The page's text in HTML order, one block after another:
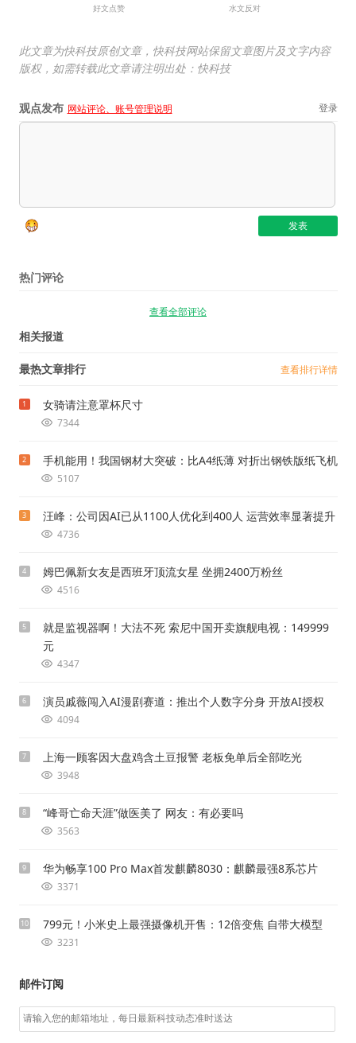
好文点赞 水文反对
此文章为快科技原创文章，快科技网站保留文章图片及文字内容
版权，如需转载此文章请注明出处：快科技
观点发布 网站评论、账号管理说明 登录
热门评论
查看全部评论
相关报道
最热文章排行 查看排行详情
1 女骑请注意罩杯尺寸
7344
2 手机能用！我国钢材大突破：比A4纸薄 对折出钢铁版纸飞机
5107
3 汪峰：公司因AI已从1100人优化到400人 运营效率显著提升
4736
4 姆巴佩新女友是西班牙顶流女星 坐拥2400万粉丝
4516
5
就是监视器啊！大法不死 索尼中国开卖旗舰电视：149999
元
4347
6 演员戚薇闯入AI漫剧赛道：推出个人数字分身 开放AI授权
4094
7 上海一顾客因大盘鸡含土豆报警 老板免单后全部吃光
3948
8 “峰哥亡命天涯”做医美了 网友：有必要吗
3563
9 华为畅享100 Pro Max首发麒麟8030：麒麟最强8系芯片
3371
10 799元！小米史上最强摄像机开售：12倍变焦 自带大模型
3231
邮件订阅